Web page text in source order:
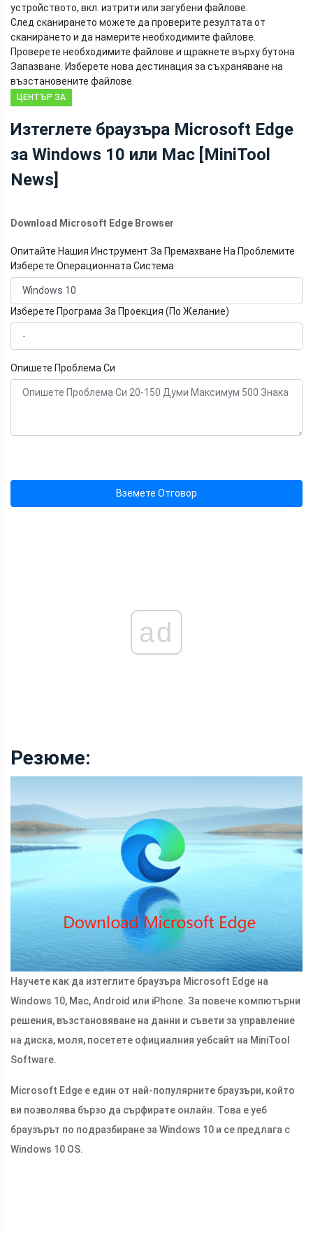
устройството, вкл. изтрити или загубени файлове.
След сканирането можете да проверите резултата от
сканирането и да намерите необходимите файлове.
Проверете необходимите файлове и щракнете върху бутона
Запазване. Изберете нова дестинация за съхраняване на
възстановените файлове.
ЦЕНТЪР ЗА
MINITOOL
Изтеглете браузъра Microsoft Edge
за Windows 10 или Mac [MiniTool
News]
Download Microsoft Edge Browser
Опитайте Нашия Инструмент За Премахване На Проблемите
Изберете Операционната Система
Изберете Програма За Проекция (По Желание)
Опишете Проблема Си
Вземете Отговор
ad
Резюме:
Научете как да изтеглите браузъра Microsoft Edge на
Windows 10, Mac, Android или iPhone. За повече компютърни
решения, възстановяване на данни и съвети за управление
на диска, моля, посетете официалния уебсайт на MiniTool
Software.
Microsoft Edge е един от най-популярните браузъри, който
ви позволява бързо да сърфирате онлайн. Това е уеб
браузърът по подразбиране за Windows 10 и се предлага с
Windows 10 OS.